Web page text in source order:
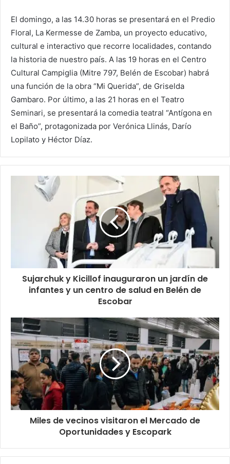
El domingo, a las 14.30 horas se presentará en el Predio
Floral, La Kermesse de Zamba, un proyecto educativo,
cultural e interactivo que recorre localidades, contando
la historia de nuestro país. A las 19 horas en el Centro
Cultural Campiglia (Mitre 797, Belén de Escobar) habrá
una función de la obra “Mi Querida”, de Griselda
Gambaro. Por último, a las 21 horas en el Teatro
Seminari, se presentará la comedia teatral “Antígona en
el Baño”, protagonizada por Verónica Llinás, Darío
Lopilato y Héctor Díaz.
Sujarchuk y Kicillof inauguraron un jardín de
infantes y un centro de salud en Belén de
Escobar
Miles de vecinos visitaron el Mercado de
Oportunidades y Escopark